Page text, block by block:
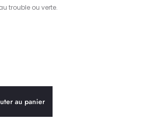
trouble ou verte.
au panier